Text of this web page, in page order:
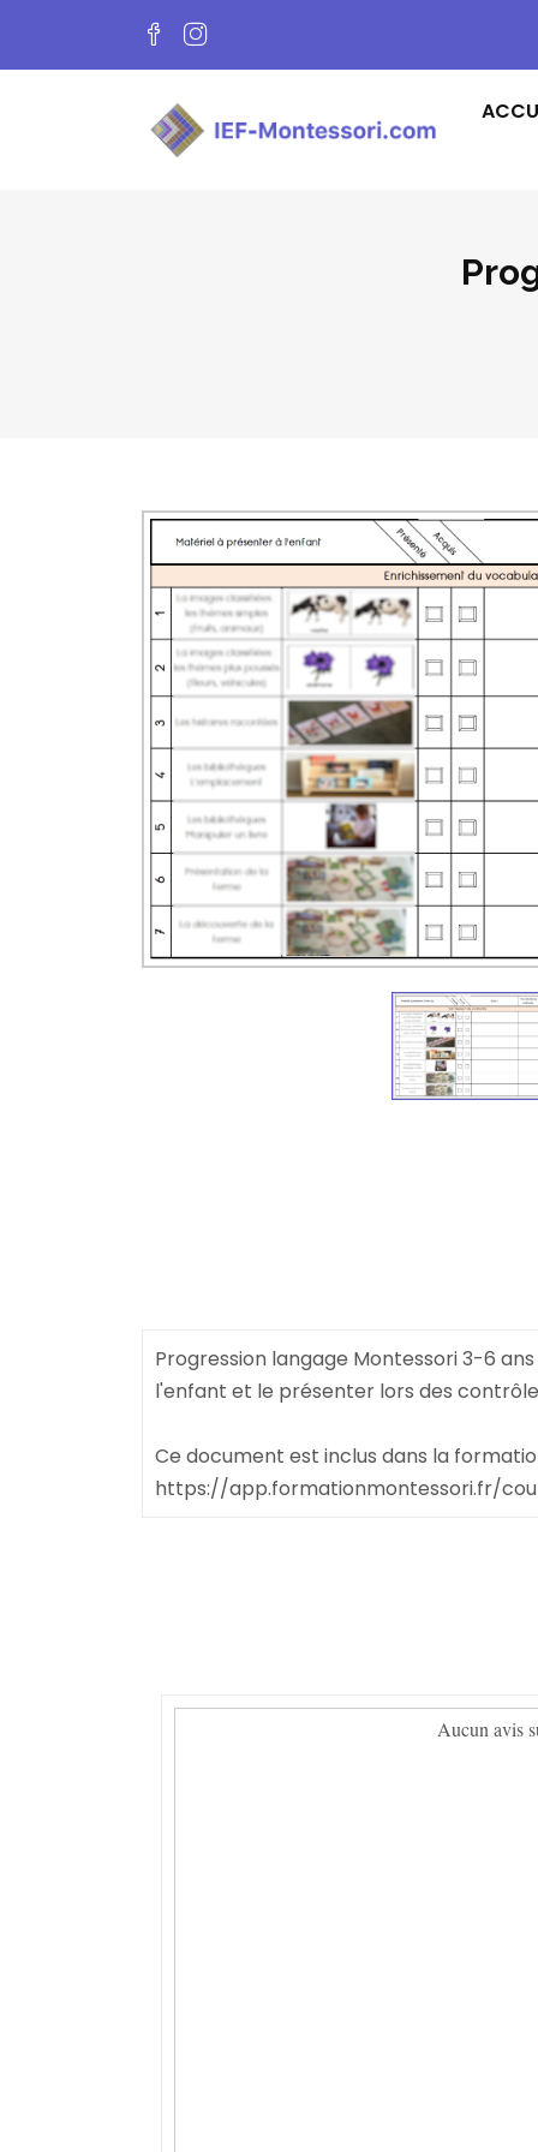
Progression langage Montessori 3-6
l'enfant et le présenter lors des
Ce document est inclus dans la
https://app.formationmontessori.fr/
Aucun avis